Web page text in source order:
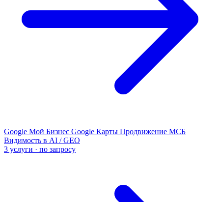
Google Мой Бизнес Google Карты Продвижение МСБ
Видимость в AI / GEO
3 услуги · по запросу